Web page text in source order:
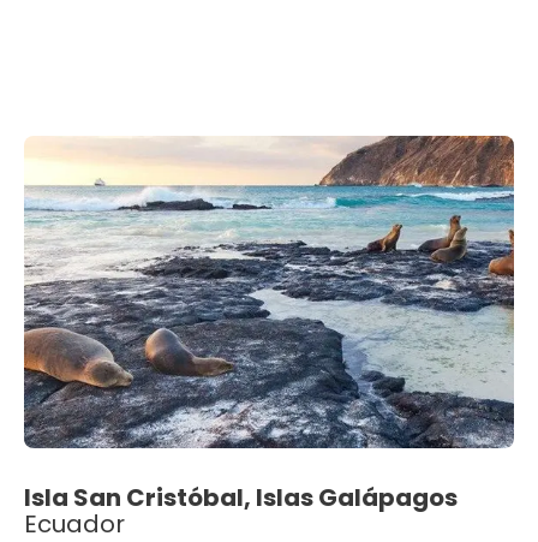
Isla San Cristóbal, Islas Galápagos
Ecuador